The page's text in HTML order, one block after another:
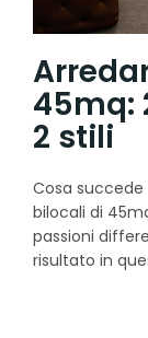
45mq:
2 stili
Cosa
bilocali di
passioni
risultato in